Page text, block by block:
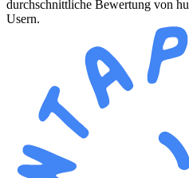
durchschnittliche Bewertung von
Usern.